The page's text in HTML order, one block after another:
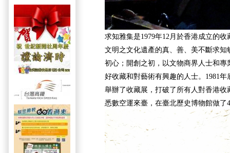
求知雅集是1979年12月於香港成立的
文明之文化遺產的真、善、美不斷求
初心；開創之初，以文物商界人士和
好收藏和對藝術有興趣的人士。1981
舉辦了收藏展，打破了所有人對香港
悉數空運來臺，在臺北歷史博物館做了